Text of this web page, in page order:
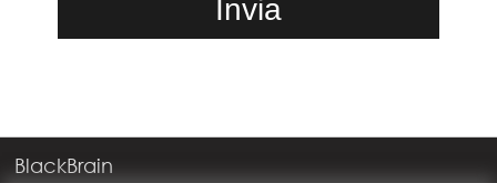
BlackBrain